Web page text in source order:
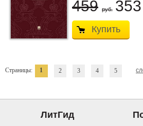
459 руб. 353
Купить
Страницы: 1 2 3 4 5
ЛитГид